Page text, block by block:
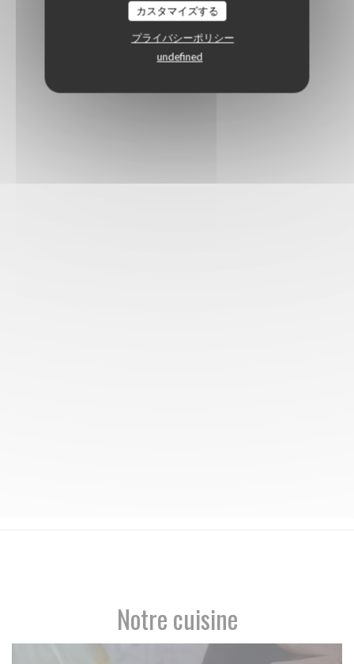
カスタマイズする
プライバシーポリシー
undefined
Notre cuisine